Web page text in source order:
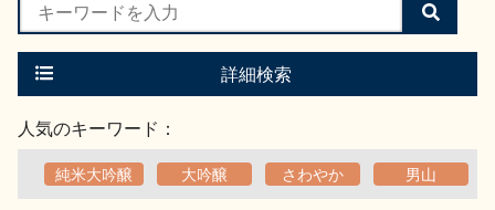
検
索
す
詳細検索
人気のキーワード：
純米大吟醸 大吟醸 さわやか 男山